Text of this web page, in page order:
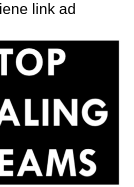
link ad